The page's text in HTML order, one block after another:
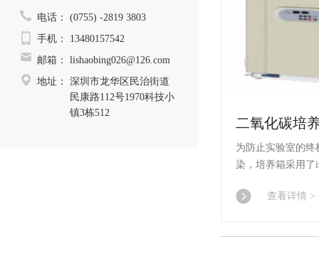
电话：
(0755) -2819 3803
手机：
13480157542
邮箱：
lishaobing026@126.com
地址：
深圳市龙华区民治街道
民康路112号1970科技小
镇3栋512
为防止实验室的
染，培养箱采用了
消(过氧化氢) 毒灭
查看详情 >